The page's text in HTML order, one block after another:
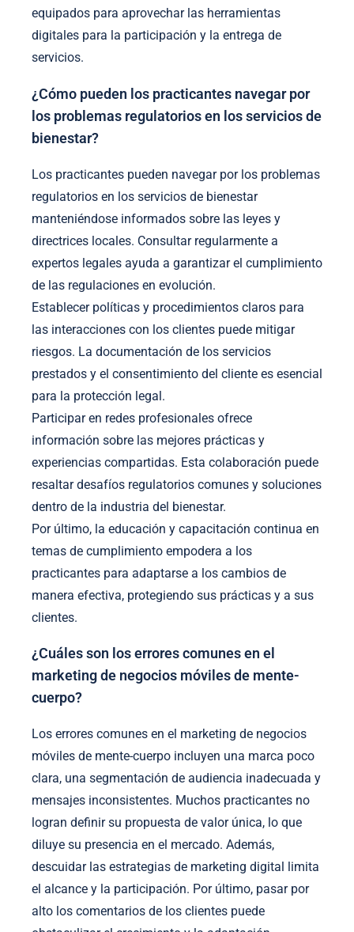
equipados para aprovechar las herramientas
digitales para la participación y la entrega de
servicios.
¿Cómo pueden los practicantes navegar por
los problemas regulatorios en los servicios de
bienestar?
Los practicantes pueden navegar por los problemas
regulatorios en los servicios de bienestar
manteniéndose informados sobre las leyes y
directrices locales. Consultar regularmente a
expertos legales ayuda a garantizar el cumplimiento
de las regulaciones en evolución.
Establecer políticas y procedimientos claros para
las interacciones con los clientes puede mitigar
riesgos. La documentación de los servicios
prestados y el consentimiento del cliente es esencial
para la protección legal.
Participar en redes profesionales ofrece
información sobre las mejores prácticas y
experiencias compartidas. Esta colaboración puede
resaltar desafíos regulatorios comunes y soluciones
dentro de la industria del bienestar.
Por último, la educación y capacitación continua en
temas de cumplimiento empodera a los
practicantes para adaptarse a los cambios de
manera efectiva, protegiendo sus prácticas y a sus
clientes.
¿Cuáles son los errores comunes en el
marketing de negocios móviles de mente-
cuerpo?
Los errores comunes en el marketing de negocios
móviles de mente-cuerpo incluyen una marca poco
clara, una segmentación de audiencia inadecuada y
mensajes inconsistentes. Muchos practicantes no
logran definir su propuesta de valor única, lo que
diluye su presencia en el mercado. Además,
descuidar las estrategias de marketing digital limita
el alcance y la participación. Por último, pasar por
alto los comentarios de los clientes puede